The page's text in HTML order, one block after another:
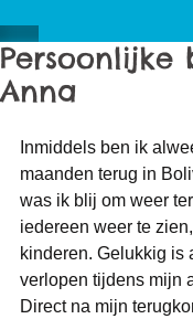
Persoonlijke
Anna
Inmiddels ben ik
maanden terug in
was ik blij om weer
iedereen weer te
kinderen. Gelukkig is
verlopen tijdens mijn
Direct na mijn